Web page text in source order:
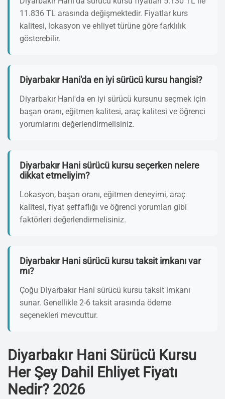
11.836 TL arasında değişmektedir. Fiyatlar kurs
kalitesi, lokasyon ve ehliyet türüne göre farklılık
gösterebilir.
Diyarbakır Hani'da en iyi sürücü kursu hangisi?
Diyarbakır Hani'da en iyi sürücü kursunu seçmek için
başarı oranı, eğitmen kalitesi, araç kalitesi ve öğrenci
yorumlarını değerlendirmelisiniz.
Diyarbakır Hani sürücü kursu seçerken nelere
dikkat etmeliyim?
Lokasyon, başarı oranı, eğitmen deneyimi, araç
kalitesi, fiyat şeffaflığı ve öğrenci yorumları gibi
faktörleri değerlendirmelisiniz.
Diyarbakır Hani sürücü kursu taksit imkanı var
mı?
Çoğu Diyarbakır Hani sürücü kursu taksit imkanı
sunar. Genellikle 2-6 taksit arasında ödeme
seçenekleri mevcuttur.
Diyarbakır Hani Sürücü Kursu
Her Şey Dahil Ehliyet Fiyatı
Nedir? 2026